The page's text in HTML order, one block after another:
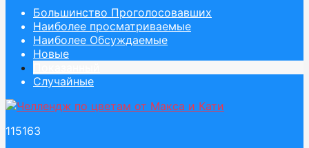
Большинство Проголосовавших
Наиболее просматриваемые
Наиболее Обсуждаемые
Новые
Случайные
115163